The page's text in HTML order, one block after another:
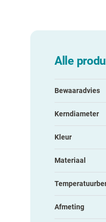
Alle
Bewaaradvies
Kerndiameter
Kleur
Materiaal
Afmeting